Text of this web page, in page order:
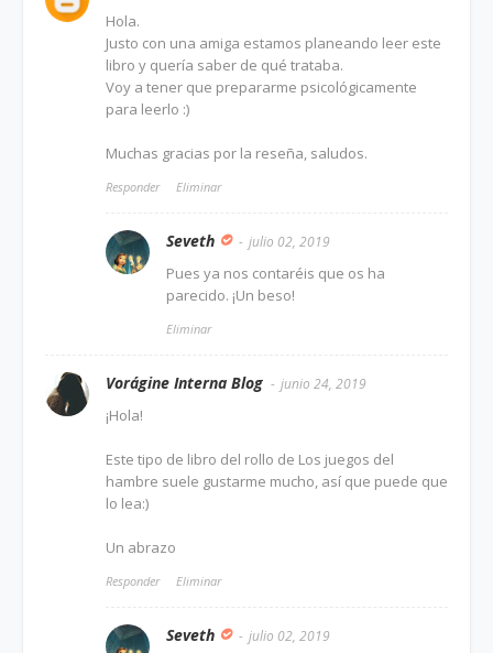
Hola.
Justo con una amiga estamos planeando leer este
libro y quería saber de qué trataba.
Voy a tener que prepararme psicológicamente
para leerlo :)
Muchas gracias por la reseña, saludos.
Responder Eliminar
Seveth julio 02, 2019
Pues ya nos contaréis que os ha
parecido. ¡Un beso!
Eliminar
Vorágine Interna Blog junio 24, 2019
¡Hola!
Este tipo de libro del rollo de Los juegos del
hambre suele gustarme mucho, así que puede que
lo lea:)
Un abrazo
Responder Eliminar
Seveth julio 02, 2019